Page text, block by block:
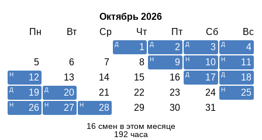
Октябрь 2026
Пн
Вт Ср Чт Пт Сб
Вс
1
2 3
4
5
6 7 8 9 10
11
12
13 14 15 16 17
18
19
20 21 22 23 24
25
26
27 28 29 30 31
16 смен в этом месяце
192 часа